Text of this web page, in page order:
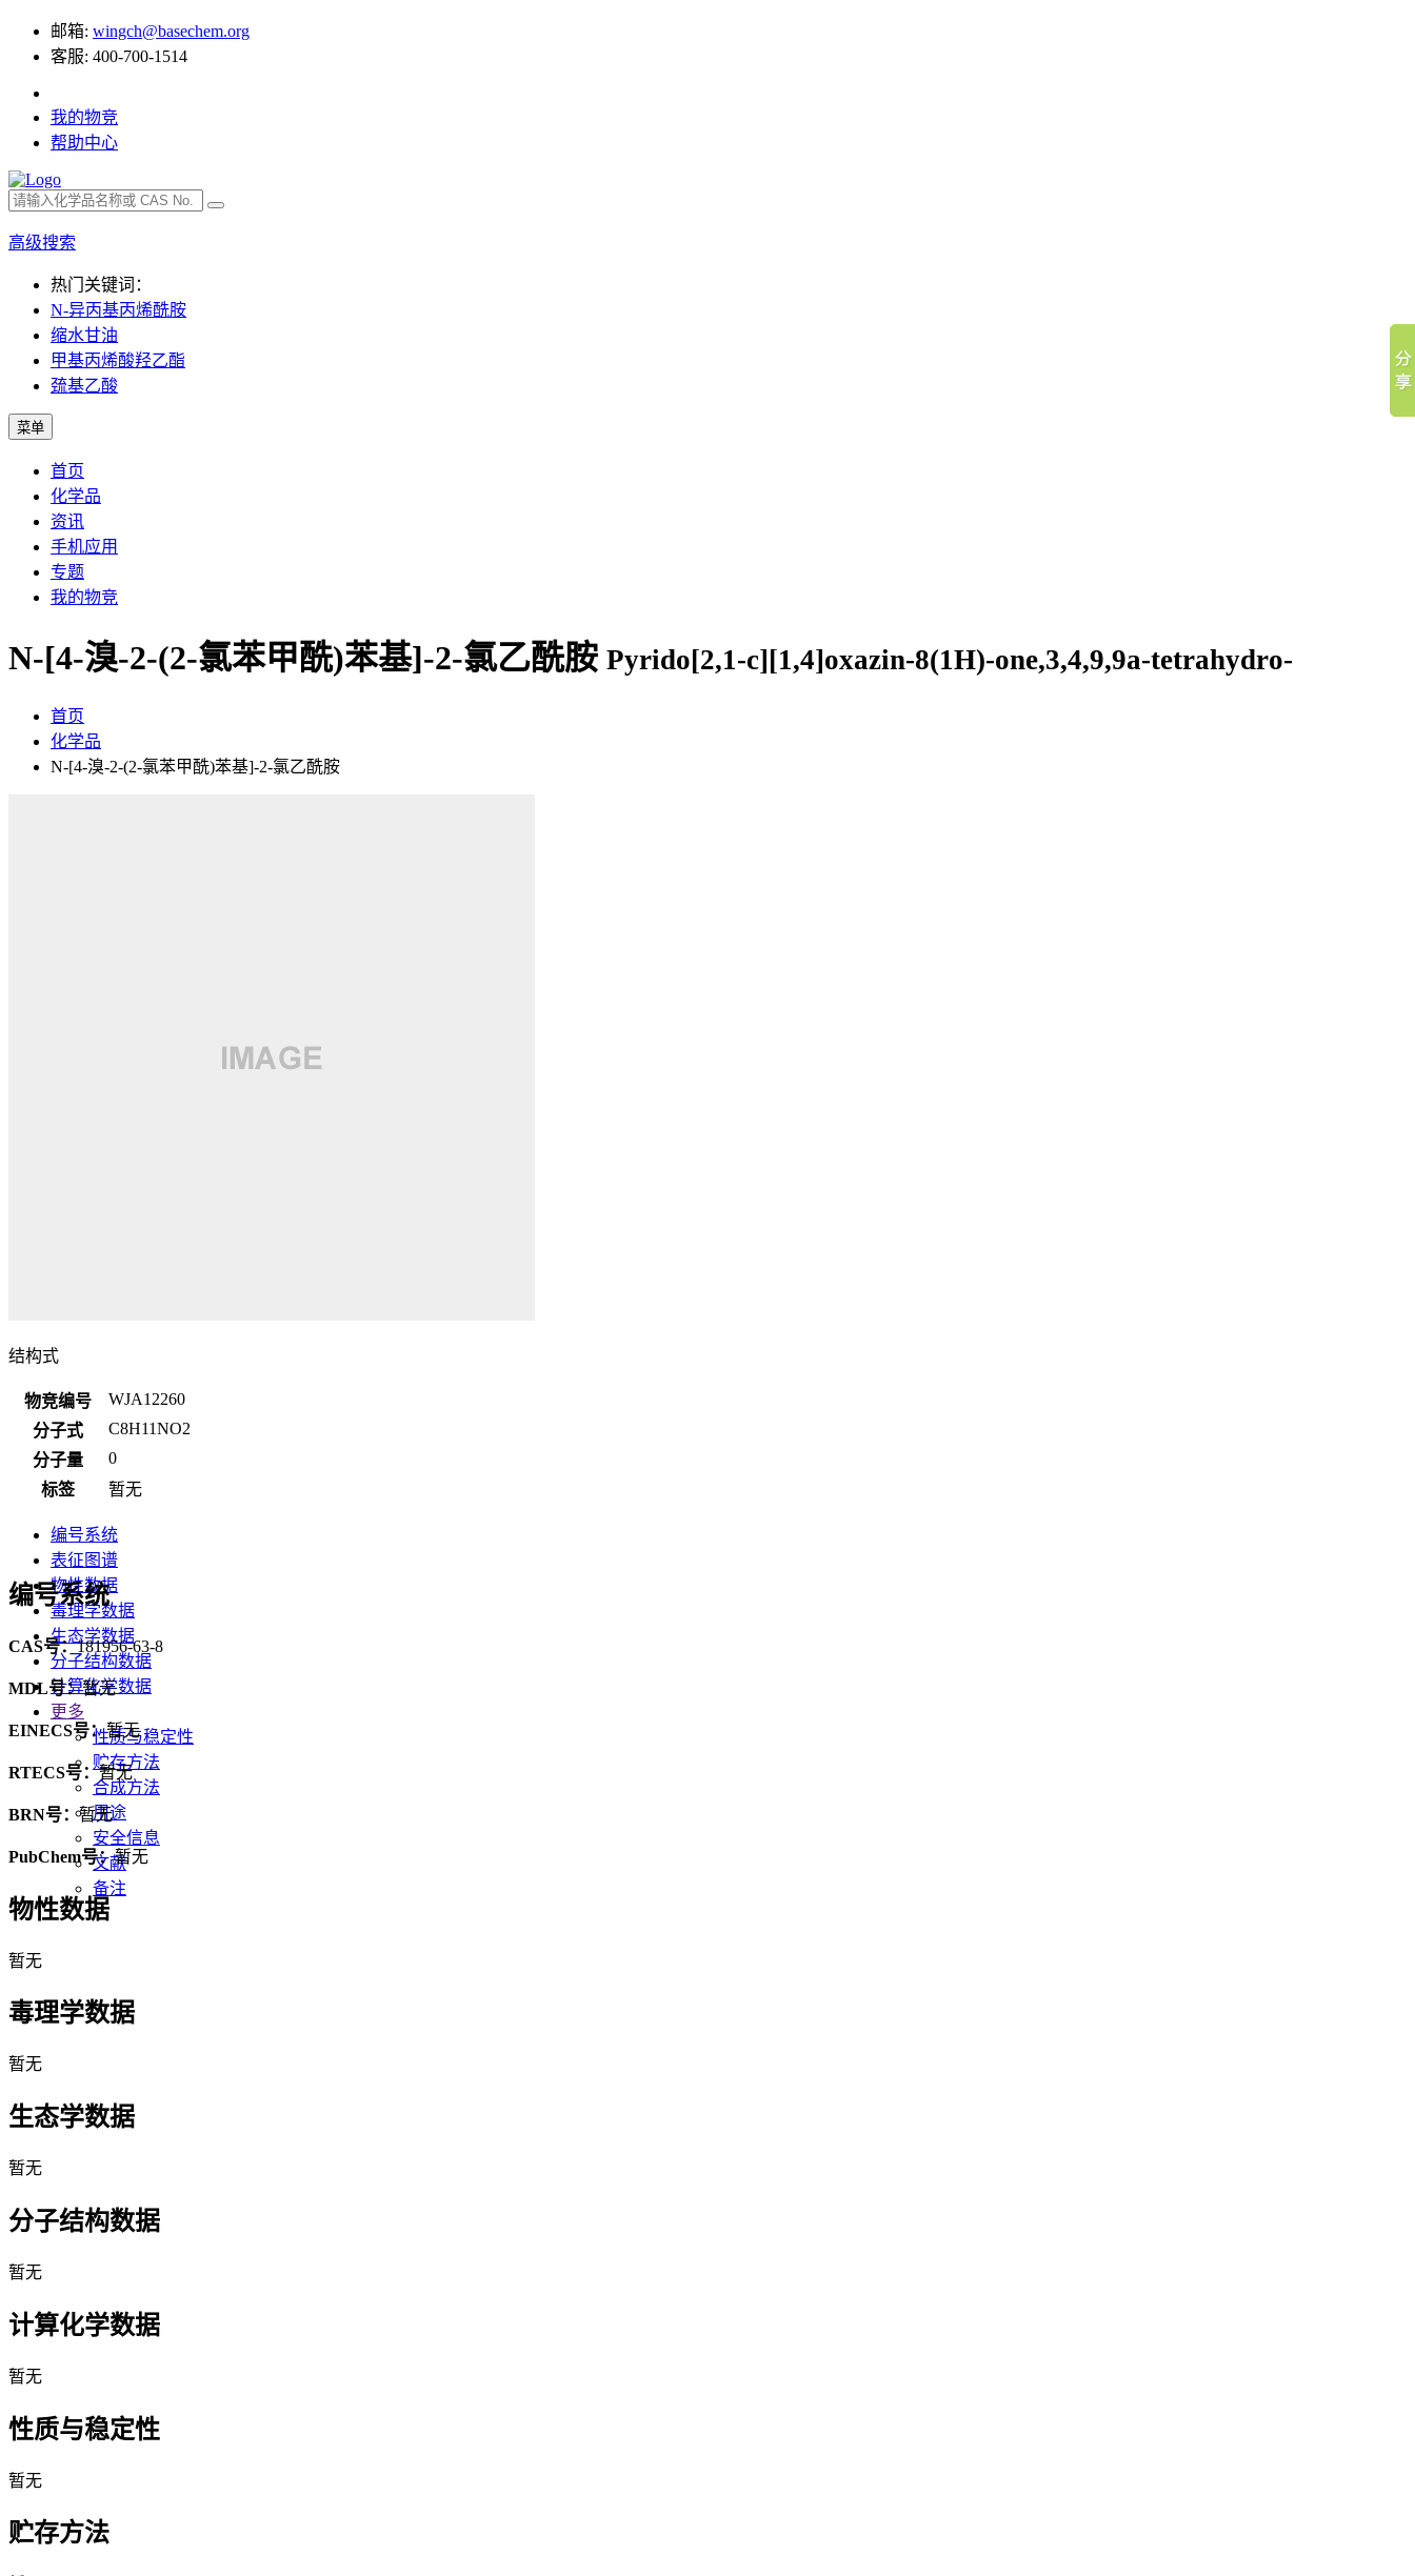
邮箱: wingch@basechem.org
客服: 400-700-1514
我的物竞
帮助中心
高级搜索
热门关键词：
N-异丙基丙烯酰胺
缩水甘油
甲基丙烯酸羟乙酯
巯基乙酸
菜单
首页
化学品
资讯
手机应用
专题
我的物竞
N-[4-溴-2-(2-氯苯甲酰)苯基]-2-氯乙酰胺 Pyrido[2,1-c][1,4]oxazin-8(1H)-one,3,4,9,9a-tetrahydro-
首页
化学品
N-[4-溴-2-(2-氯苯甲酰)苯基]-2-氯乙酰胺
结构式
物竞编号
WJA12260
分子式
C8H11NO2
分子量
0
标签
暂无
编号系统
表征图谱
物性数据
毒理学数据
生态学数据
分子结构数据
计算化学数据
更多
性质与稳定性
贮存方法
合成方法
用途
安全信息
文献
备注
编号系统
CAS号：181956-63-8
MDL号：暂无
EINECS号：暂无
RTECS号：暂无
BRN号：暂无
PubChem号：暂无
物性数据
暂无
毒理学数据
暂无
生态学数据
暂无
分子结构数据
暂无
计算化学数据
暂无
性质与稳定性
暂无
贮存方法